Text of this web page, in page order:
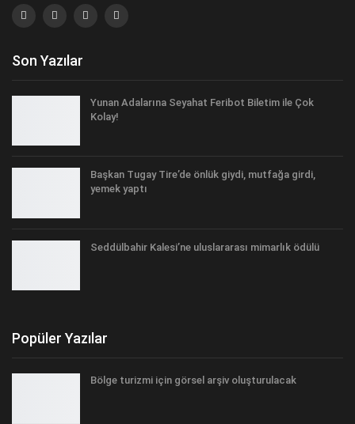
Son Yazılar
Yunan Adalarına Seyahat Feribot Biletim ile Çok
Kolay!
Başkan Tugay Tire’de önlük giydi, mutfağa girdi,
yemek yaptı
Seddülbahir Kalesi’ne uluslararası mimarlık ödülü
Popüler Yazılar
Bölge turizmi için görsel arşiv oluşturulacak